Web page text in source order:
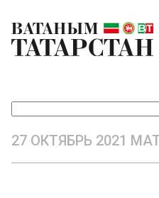
27 ОКТЯБРЬ 2021